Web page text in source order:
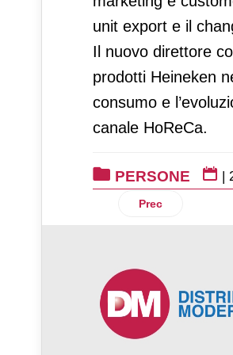
unit export e il
Il nuovo direttore
prodotti Heineken
consumo e
canale HoReCa.
PERSONE |
Articolo
Prec